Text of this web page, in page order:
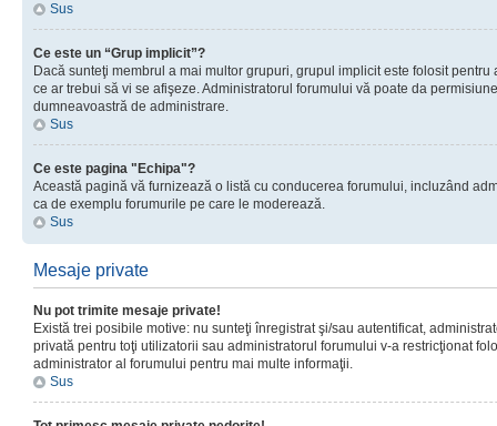
Sus
Ce este un “Grup implicit”?
Dacă sunteţi membrul a mai multor grupuri, grupul implicit este folosit
ce ar trebui să vi se afişeze. Administratorul forumului vă poate da
dumneavoastră de administrare.
Sus
Ce este pagina "Echipa"?
Această pagină vă furnizează o listă cu conducerea forumului, incluzând
ca de exemplu forumurile pe care le moderează.
Sus
Mesaje private
Nu pot trimite mesaje private!
Există trei posibile motive: nu sunteţi înregistrat şi/sau autentificat,
privată pentru toţi utilizatorii sau administratorul forumului v-a restricţionat
administrator al forumului pentru mai multe informaţii.
Sus